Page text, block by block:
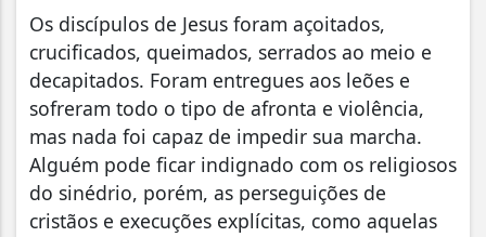
Os discípulos de Jesus foram açoitados,
crucificados, queimados, serrados ao meio e
decapitados. Foram entregues aos leões e
sofreram todo o tipo de afronta e violência,
mas nada foi capaz de impedir sua marcha.
Alguém pode ficar indignado com os religiosos
do sinédrio, porém, as perseguições de
cristãos e execuções explícitas, como aquelas